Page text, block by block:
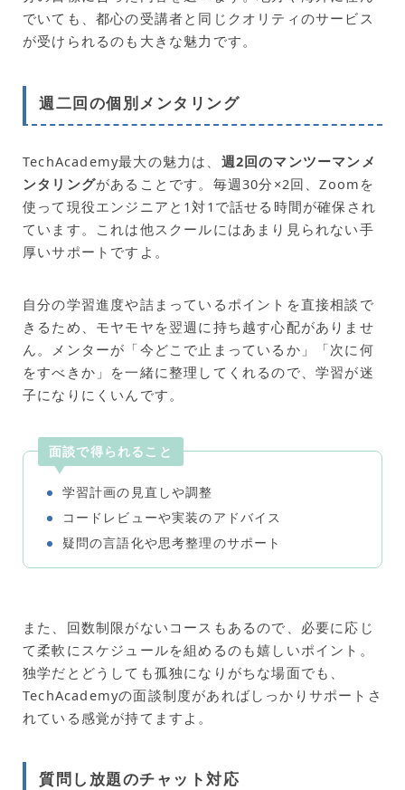
でいても、都心の受講者と同じクオリティのサービス
が受けられるのも大きな魅力です。
週二回の個別メンタリング
TechAcademy最大の魅力は、 週2回のマンツーマンメ
ンタリングがあることです。毎週30分×2回、Zoomを
使って現役エンジニアと1対1で話せる時間が確保され
ています。これは他スクールにはあまり見られない手
厚いサポートですよ。
自分の学習進度や詰まっているポイントを直接相談で
きるため、モヤモヤを翌週に持ち越す心配がありませ
ん。メンターが「今どこで止まっているか」「次に何
をすべきか」を一緒に整理してくれるので、学習が迷
子になりにくいんです。
面談で得られること
学習計画の見直しや調整
コードレビューや実装のアドバイス
疑問の言語化や思考整理のサポート
また、回数制限がないコースもあるので、必要に応じ
て柔軟にスケジュールを組めるのも嬉しいポイント。
独学だとどうしても孤独になりがちな場面でも、
TechAcademyの面談制度があればしっかりサポートさ
れている感覚が持てますよ。
質問し放題のチャット対応